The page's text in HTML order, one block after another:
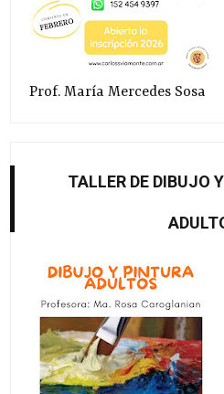
Prof. María Mercedes Sosa
TALLER DE DIBUJO